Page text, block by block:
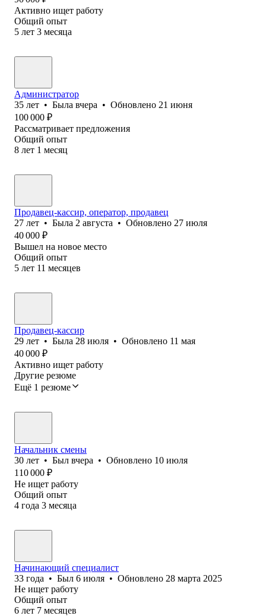
Активно ищет работу
Общий опыт
5 лет 3 месяца
Администратор
35 лет • Была вчера • Обновлено 21 июня
100 000 ₽
Рассматривает предложения
Общий опыт
8 лет 1 месяц
Продавец-кассир, оператор, продавец
27 лет • Была 2 августа • Обновлено 27 июля
40 000 ₽
Вышел на новое место
Общий опыт
5 лет 11 месяцев
Продавец-кассир
29 лет • Была 28 июля • Обновлено 11 мая
40 000 ₽
Активно ищет работу
Другие резюме
Ещё 1 резюме
Начальник смены
30 лет • Был вчера • Обновлено 10 июля
110 000 ₽
Не ищет работу
Общий опыт
4 года 3 месяца
Начинающий специалист
33 года • Был 6 июля • Обновлено 28 марта 2025
Не ищет работу
Общий опыт
6 лет 7 месяцев